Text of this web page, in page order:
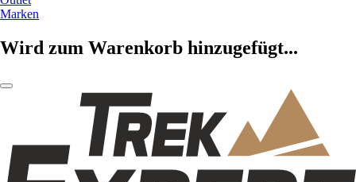
Marken
Wird zum Warenkorb hinzugefügt...